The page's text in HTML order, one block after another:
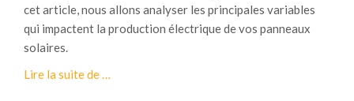
s
a
cet article, nous allons analyser les principales variables
qui impactent la production électrique de vos panneaux
solaires.
Lire la suite de…